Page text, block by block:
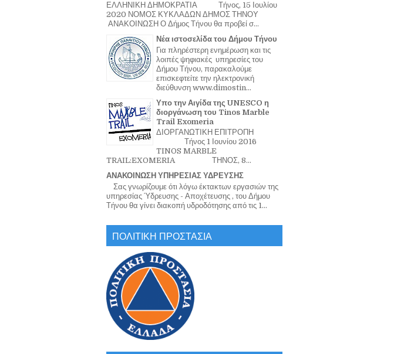
ΕΛΛΗΝΙΚΗ ΔΗΜΟΚΡΑΤΙΑ Τήνος, 15 Ιουλίου
2020 ΝΟΜΟΣ ΚΥΚΛΑΔΩΝ ΔΗΜΟΣ ΤΗΝΟΥ
ΑΝΑΚΟΙΝΩΣΗ Ο Δήμος Τήνου θα προβεί σ...
Νέα ιστοσελίδα του Δήμου Τήνου
Για πληρέστερη ενημέρωση και τις
λοιπές ψηφιακές υπηρεσίες του
Δήμου Τήνου, παρακαλούμε
επισκεφτείτε την ηλεκτρονική
διεύθυνση www.dimostin...
Υπο την Αιγίδα της UNESCO η
διοργάνωση του Tinos Marble
Trail Exomeria
ΔΙΟΡΓΑΝΩΤΙΚΗ ΕΠΙΤΡΟΠΗ
Τήνος 1 Ιουνίου 2016
TINOS MARBLE
TRAIL:EXOMERIA ΤΗΝΟΣ, 8...
ΑΝΑΚΟΙΝΩΣΗ ΥΠΗΡΕΣΙΑΣ ΥΔΡΕΥΣΗΣ
Σας γνωρίζουμε ότι λόγω έκτακτων εργασιών της
υπηρεσίας Ύδρευσης - Αποχέτευσης , του Δήμου
Τήνου θα γίνει διακοπή υδροδότησης από τις 1...
ΠΟΛΙΤΙΚΗ ΠΡΟΣΤΑΣΙΑ